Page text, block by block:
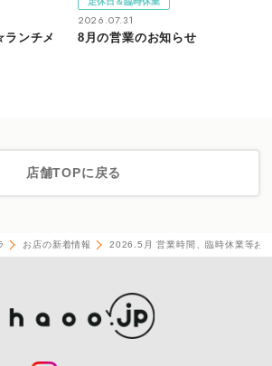
ンチメ
2026.07.31
8月の営業のお知らせ
店舗TOPに戻る
お店の新着情報 2026.5月 営業時間、臨時休業等お